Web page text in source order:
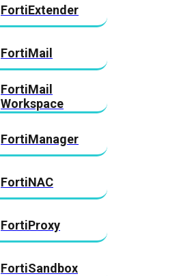
FortiExtender
FortiMail
FortiMail
Workspace
FortiManager
FortiNAC
FortiProxy
FortiSandbox